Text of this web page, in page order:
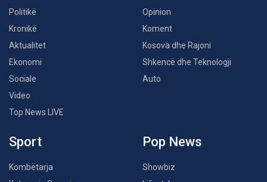
Politikë
Kronikë
Aktualitet
Ekonomi
Sociale
Video
Top News LIVE
Opinion
Koment
Kosova dhe Rajoni
Shkencë dhe Teknologji
Auto
Sport
Kombëtarja
Pop News
Showbiz